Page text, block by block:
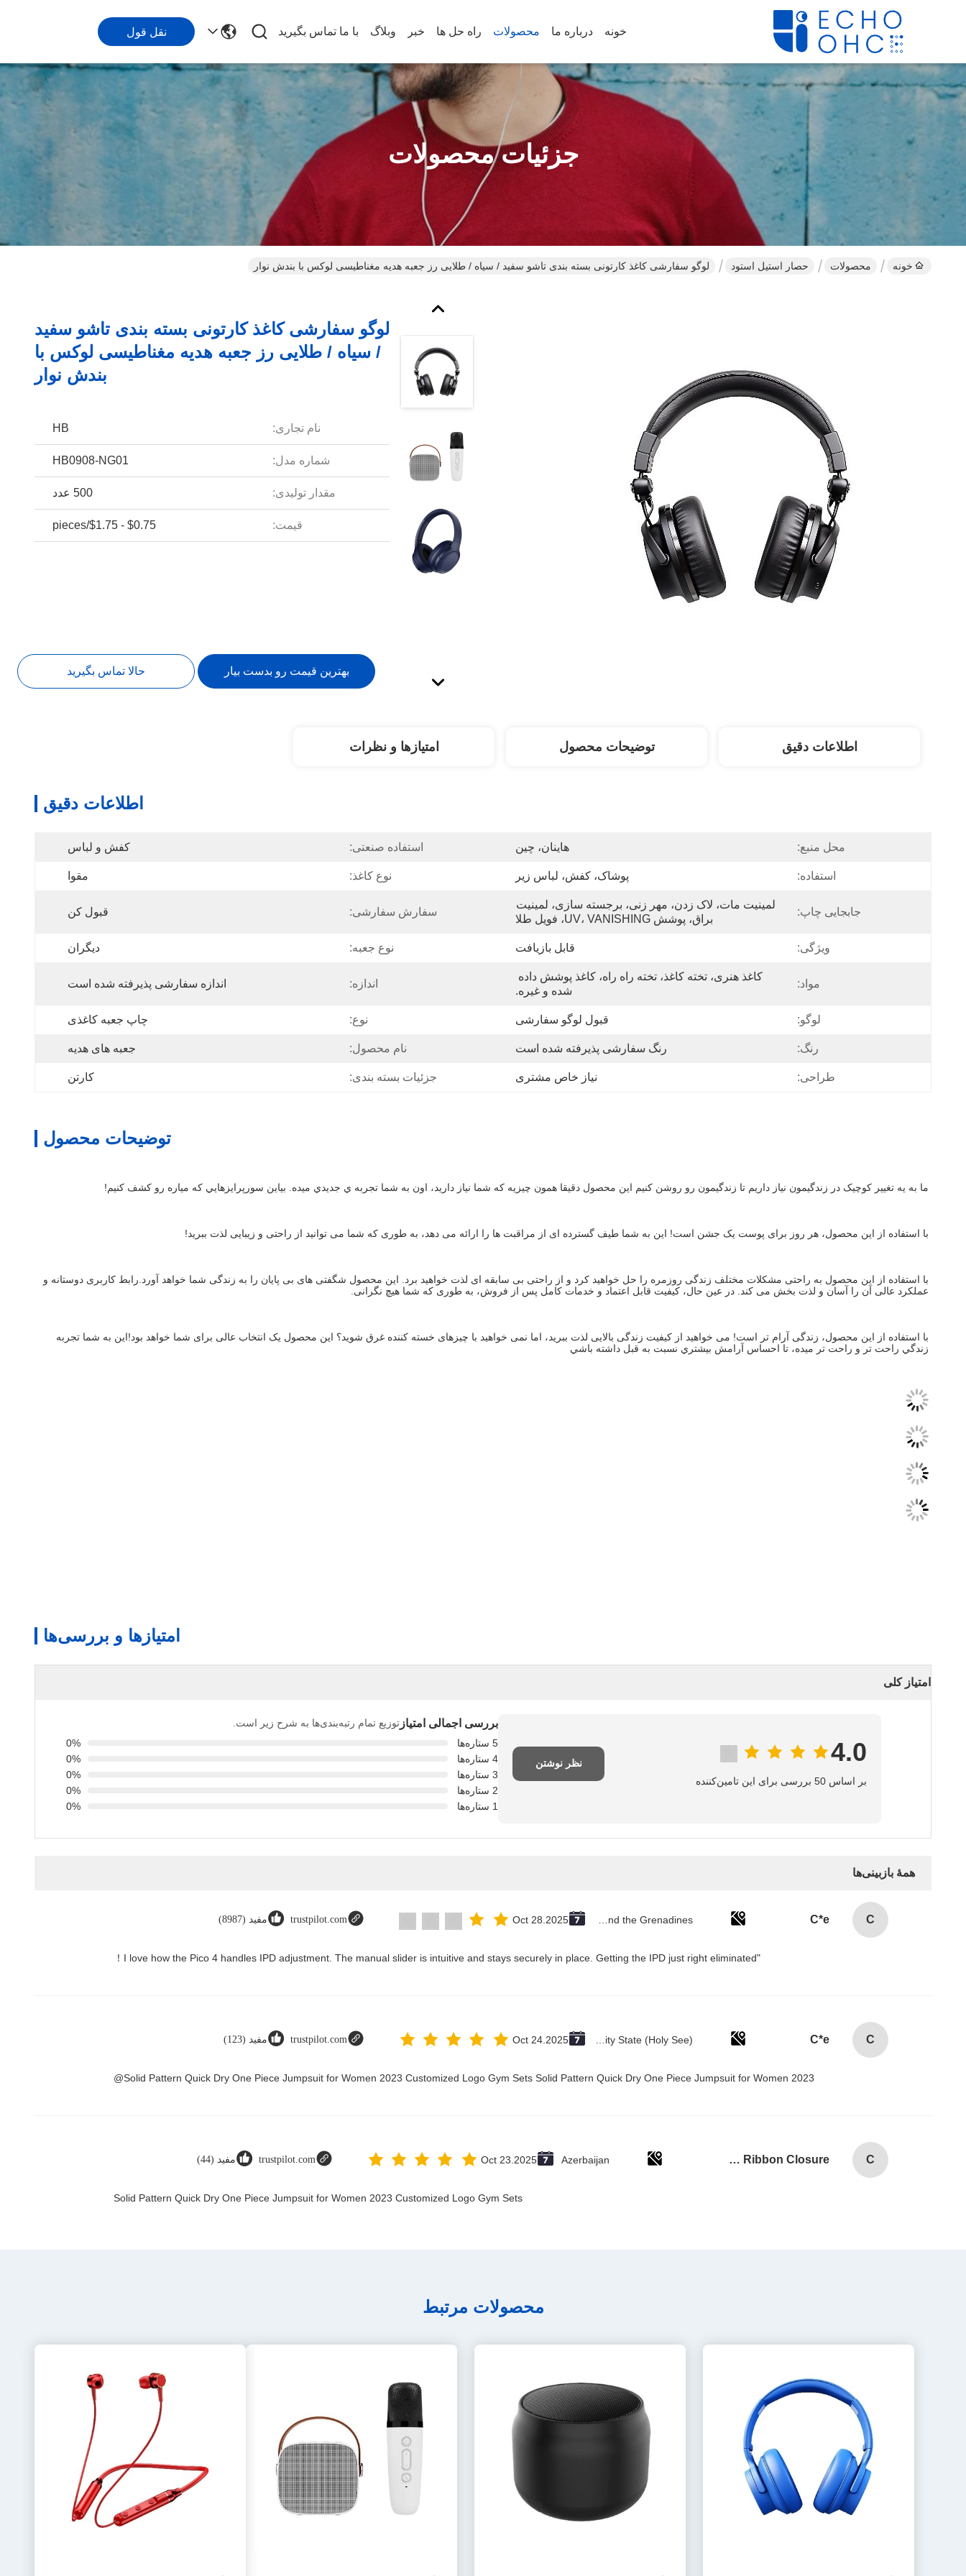
خونه درباره ما محصولات راه حل ها خبر وبلاگ با ما تماس بگیرید نقل قول
جزئیات محصولات
خونه محصولات حصار استیل استود لوگو سفارشی کاغذ کارتونی بسته بندی تاشو سفید / سیاه / طلایی رز جعبه هدیه مغناطیسی لوکس با بندش نوار
لوگو سفارشی کاغذ کارتونی بسته بندی تاشو سفید
/ سیاه / طلایی رز جعبه هدیه مغناطیسی لوکس با
بندش نوار
نام تجاری: HB
شماره مدل: HB0908-NG01
مقدار تولیدی: 500 عدد
قیمت: $0.75 - $1.75/pieces
بهترین قیمت رو بدست بیار حالا تماس بگیرید
اطلاعات دقیق توضیحات محصول امتیازها و نظرات
اطلاعات دقیق
محل منبع: هاینان، چین استفاده صنعتی: کفش و لباس
استفاده: پوشاک، کفش، لباس زیر نوع کاغذ: مقوا
جابجایی چاپ:
براق، پوشش UV، VANISHING، فویل طلا
سفارش سفارشی: قبول کن
ویژگی: قابل بازیافت نوع جعبه: دیگران
مواد:
شده و غیره.
اندازه: اندازه سفارشی پذیرفته شده است
لوگو: قبول لوگو سفارشی نوع: چاپ جعبه کاغذی
رنگ: رنگ سفارشی پذیرفته شده است نام محصول: جعبه های هدیه
طراحی: نیاز خاص مشتری جزئیات بسته بندی: کارتن
توضیحات محصول
ما به يه تغيير کوچيک در زندگيمون نياز داريم تا زندگيمون رو روشن کنيم اين محصول دقیقا همون چيزيه که شما نياز داريد، اون به شما تجربه ي جديدي ميده. بياين سورپرايزهايي که مياره رو کشف کنيم!
با استفاده از این محصول، هر روز برای پوست یک جشن است! این به شما طیف گسترده ای از مراقبت ها را ارائه می دهد، به طوری که شما می توانید از راحتی و زیبایی لذت ببرید!
عملکرد عالی آن را آسان و لذت بخش می کند. در عین حال، کیفیت قابل اعتماد و خدمات کامل پس از فروش، به طوری که شما هیچ نگرانی.
زندگي راحت تر و راحت تر ميده، تا احساس آرامش بيشتري نسبت به قبل داشته باشي
امتیازها و بررسی‌ها
امتیاز کلی
4.0
بر اساس 50 بررسی برای این تامین‌کننده
نظر نوشتن
بررسی اجمالی امتیاز توزیع تمام رتبه‌بندی‌ها به شرح زیر است.
5 ستاره‌ها
0%
4 ستاره‌ها
0%
3 ستاره‌ها
0%
2 ستاره‌ها
0%
1 ستاره‌ها
0%
همهٔ بازبینی‌ها
C
C*e
Oct 28.2025
trustpilot.com مفید (8987)
"I love how the Pico 4 handles IPD adjustment. The manual slider is intuitive and stays securely in place. Getting the IPD just right eliminated！
C
C*e
Oct 24.2025
trustpilot.com مفید (123)
Solid Pattern Quick Dry One Piece Jumpsuit for Women 2023 Customized Logo Gym Sets Solid Pattern Quick Dry One Piece Jumpsuit for Women 2023@
C
Custom Logo Paper Cardboard Packing Folding White / Black / Rose Gold Luxury Magnetic Gift Box with Ribbon Closure
Azerbaijan
Oct 23.2025
trustpilot.com مفید (44)
Solid Pattern Quick Dry One Piece Jumpsuit for Women 2023 Customized Logo Gym Sets
محصولات مرتبط